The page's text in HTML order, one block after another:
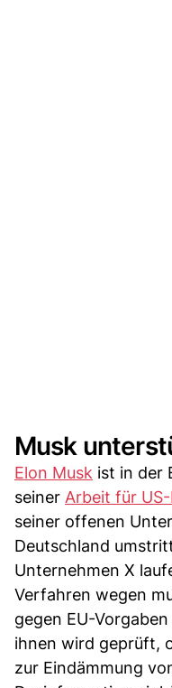
Musk
Elon Musk ist in der
seiner Arbeit für
seiner offenen
Deutschland
Unternehmen X
Verfahren wegen
gegen EU-
ihnen wird geprüft,
zur Eindämmung